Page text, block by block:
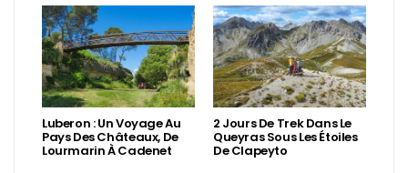
Luberon : Un Voyage Au
Pays Des Châteaux, De
Lourmarin À Cadenet
2 Jours De Trek Dans Le
Queyras Sous Les Étoiles
De Clapeyto